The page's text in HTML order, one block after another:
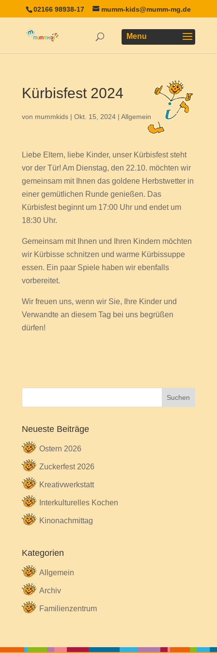
02166 98938-17 mumm-kids@mumm-mg.de
Kürbisfest 2024
von mummkids| Okt. 15, 2024| Allgemein
Liebe Eltern, liebe Kinder, unser Kürbisfest steht
vor der Tür! Am Dienstag, den 22.10. möchten wir
gemeinsam mit Ihnen das goldene Herbstwetter in
einer gemütlichen Runde genießen. Das
Kürbisfest beginnt um 17:00 Uhr und endet um
18:30 Uhr.
Gemeinsam mit Ihnen und Ihren Kindern möchten
wir Kürbisse schnitzen und warme Kürbissuppe
essen. Ein paar Spiele haben wir ebenfalls
vorbereitet.
Wir freuen uns, wenn wir Sie, Ihre Kinder und
Verwandte an diesem Tag bei uns begrüßen
dürfen!
Neueste Beiträge
Ostern 2026
Zuckerfest 2026
Kreativwerkstatt
Interkulturelles Kochen
Kinonachmittag
Kategorien
Allgemein
Archiv
Familienzentrum